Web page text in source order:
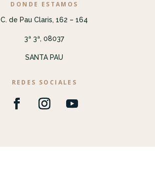
DONDE ESTAMOS
C. de Pau Claris, 162 – 164
3ª 3ª, 08037
SANTA PAU
REDES SOCIALES